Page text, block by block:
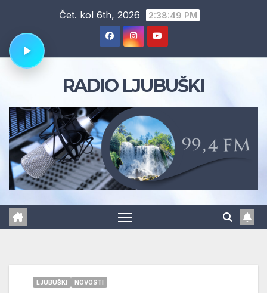
content
Čet. kol 6th, 2026 2:38:50 PM
RADIO LJUBUŠKI
LJUBUŠKI NOVOSTI